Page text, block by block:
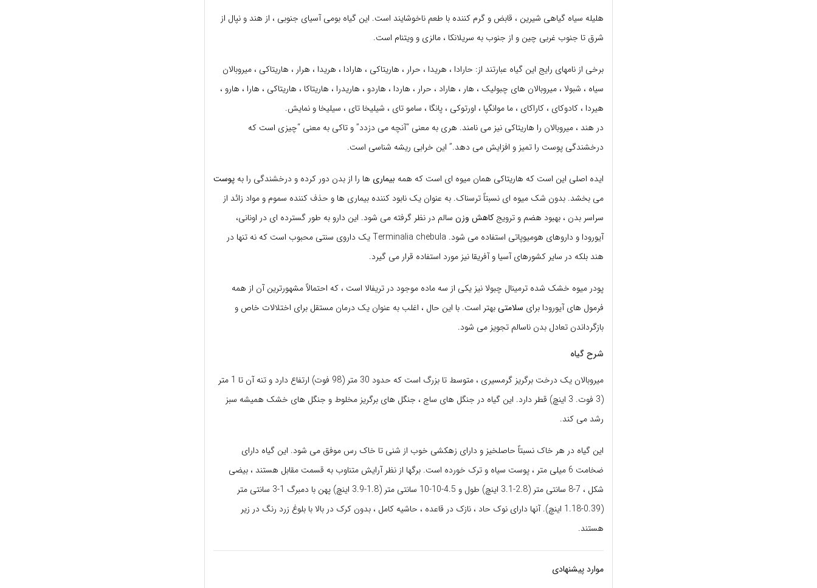
هلیله سیاه گیاهی شیرین ، قابض و گرم کننده با طعم ناخوشایند است. این گیاه بومی آسیای جنوبی ، از هند و نپال از
شرق تا جنوب غربی چین و از جنوب به سریلانکا ، مالزی و ویتنام است.
برخی از نامهای رایج این گیاه عبارتند از: حارادا ، هریدا ، حرار ، هاریتاکی ، هارادا ، هریدا ، هرار ، هاریتاکی ، میروبالان
سیاه ، شبولا ، میروبالان های چبولیک ، هار ، هاراد ، حرار ، هاردا ، هاردو ، هاریدرا ، هاریتاکا ، هاریتاکی ، هارا ، هارو ،
هیردا ، کادوکای ، کاراکای ، ما موانگپا ، اورتوکی ، پانگا ، سامو تای ، شیلیخا تای ، سیلیخا و نمایش.
در هند ، میروبالان را هاریتاکی نیز می نامند. هری به معنی “آنچه می دزدد” و تاکی به معنی “چیزی است که
درخشندگی پوست را تمیز و افزایش می دهد.” این خرابی ریشه شناسی است.
ایده اصلی این است که هاریتاکی همان میوه ای است که همه بیماری ها را از بدن دور کرده و درخشندگی را به پوست
می بخشد. بدون شک میوه ای نسبتاً ترسناک. به عنوان یک نابود کننده بیماری ها و حذف کننده سموم و مواد زائد از
سراسر بدن ، بهبود هضم و ترویج کاهش وزن سالم در نظر گرفته می شود. این دارو به طور گسترده ای در اونانی،
آیورودا و داروهای هومیوپاتی استفاده می شود. Terminalia chebula یک داروی سنتی محبوب است که نه تنها در
هند بلکه در سایر کشورهای آسیا و آفریقا نیز مورد استفاده قرار می گیرد.
پودر میوه خشک شده ترمینال چبولا نیز یکی از سه ماده موجود در تریفالا است ، که احتمالاً مشهورترین آن از همه
فرمول های آیورودا برای سلامتیبهتر است. با این حال ، اغلب به عنوان یک درمان مستقل برای اختلالات خاص و
بازگرداندن تعادل بدن ناسالم تجویز می شود.
شرح گیاه
میروبالان یک درخت برگریز گرمسیری ، متوسط ​​تا بزرگ است که حدود 30 متر (98 فوت) ارتفاع دارد و تنه آن تا 1 متر
(3 فوت. 3 اینچ) قطر دارد. این گیاه در جنگل های ساج ، جنگل های برگریز مخلوط و جنگل های خشک همیشه سبز
رشد می کند.
این گیاه در هر خاک نسبتاً حاصلخیز و دارای زهکشی خوب از شنی تا خاک رس موفق می شود. این گیاه دارای
ضخامت 6 میلی متر ، پوست سیاه و ترک خورده است. برگها از نظر آرایش متناوب به قسمت مقابل هستند ، بیضی
شکل ، 7-8 سانتی متر (2.8-3.1 اینچ) طول و 4.5-10-10 سانتی متر (1.8-3.9 اینچ) پهن با دمبرگ 1-3 سانتی متر
(0.39-1.18 اینچ). آنها دارای نوک حاد ، نازک در قاعده ، حاشیه کامل ، بدون کرک در بالا با بلوغ زرد رنگ در زیر
هستند.
موارد پیشنهادی